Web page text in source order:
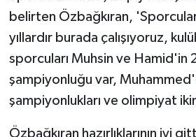
belirten Özbağkıran,
yıllardır burada çalışıyoruz,
sporcuları Muhsin ve Hamid'in
şampiyonluğu var,
şampiyonlukları ve olimpiyat
Özbağkıran hazırlıklarının iyi